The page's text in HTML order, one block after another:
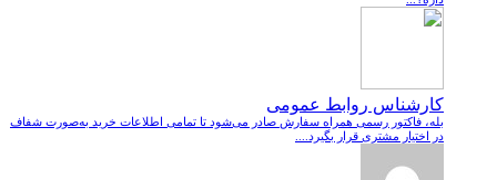
کارشناس روابط عمومی
بله، فاکتور رسمی همراه سفارش صادر می‌شود تا تمامی اطلاعات خرید به‌صورت شفاف
در اختیار مشتری قرار بگیرد....